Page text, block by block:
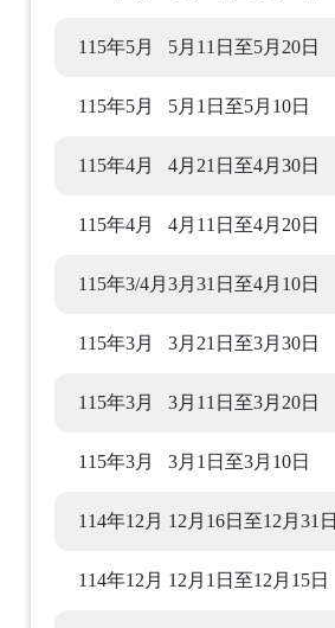
115年5月 5月11日至5月20日
115年5月 5月1日至5月10日
115年4月 4月21日至4月30日
115年4月 4月11日至4月20日
115年3/4月 3月31日至4月10日
115年3月 3月21日至3月30日
115年3月 3月11日至3月20日
115年3月 3月1日至3月10日
114年12月 12月16日至12月31日
114年12月 12月1日至12月15日